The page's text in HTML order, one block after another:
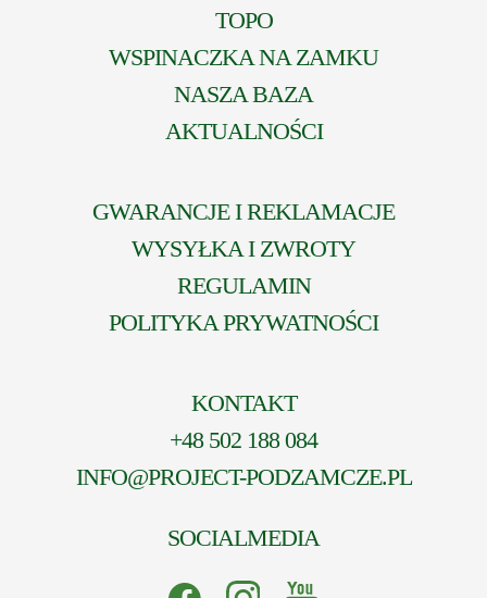
TOPO
WSPINACZKA NA ZAMKU
NASZA BAZA
AKTUALNOŚCI
GWARANCJE I REKLAMACJE
WYSYŁKA I ZWROTY
REGULAMIN
POLITYKA PRYWATNOŚCI
KONTAKT
+48 502 188 084
INFO@PROJECT-PODZAMCZE.PL
SOCIALMEDIA